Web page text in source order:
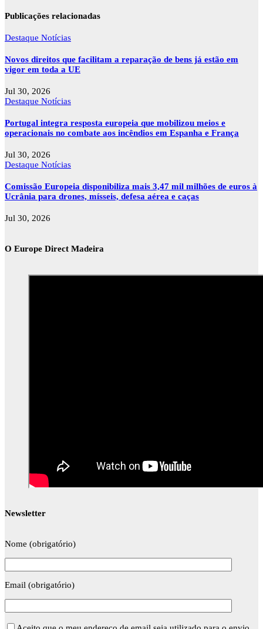
Publicações relacionadas
Destaque Notícias
Novos direitos que facilitam a reparação de bens já estão em
vigor em toda a UE
Jul 30, 2026
Destaque Notícias
Portugal integra resposta europeia que mobilizou meios e
operacionais no combate aos incêndios em Espanha e França
Jul 30, 2026
Destaque Notícias
Comissão Europeia disponibiliza mais 3,47 mil milhões de euros à
Ucrânia para drones, mísseis, defesa aérea e caças
Jul 30, 2026
O Europe Direct Madeira
Newsletter
Nome (obrigatório)
Email (obrigatório)